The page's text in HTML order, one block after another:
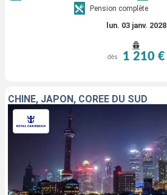
Pension complète
lun. 03 janv. 2028
dès 1 210 €
CHINE, JAPON, CORÉE DU SUD